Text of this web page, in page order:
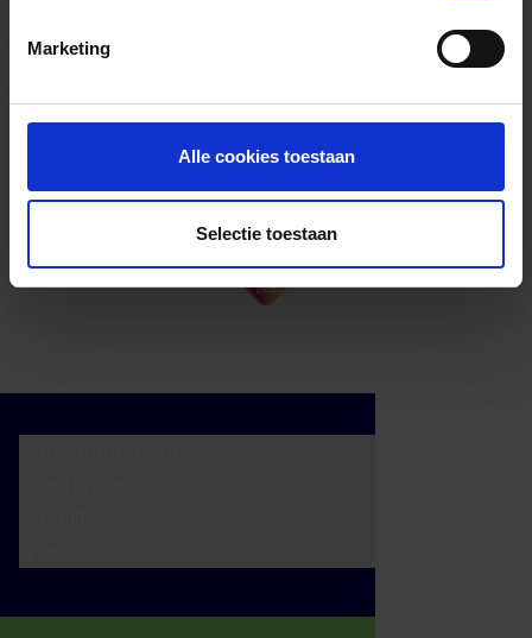
Marketing
Alle cookies toestaan
Selectie toestaan
Ja, je mag het saldo van je VVV
cadeaukaart in delen uitgeven.